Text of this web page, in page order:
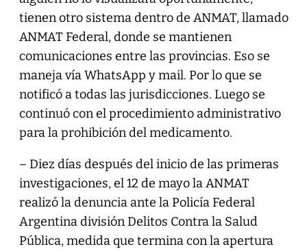
tienen otro sistema dentro de ANMAT, llamado
ANMAT Federal, donde se mantienen
comunicaciones entre las provincias. Eso se
maneja vía WhatsApp y mail. Por lo que se
notificó a todas las jurisdicciones. Luego se
continuó con el procedimiento administrativo
para la prohibición del medicamento.
– Diez días después del inicio de las primeras
investigaciones, el 12 de mayo la ANMAT
realizó la denuncia ante la Policía Federal
Argentina división Delitos Contra la Salud
Pública, medida que termina con la apertura